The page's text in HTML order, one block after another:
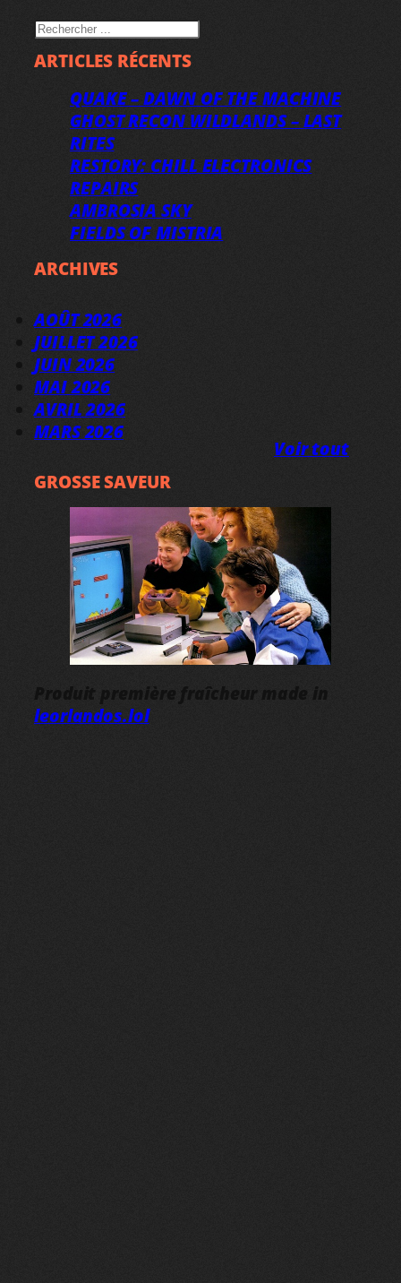
RECHERCHER
ARTICLES RÉCENTS
QUAKE – DAWN OF THE MACHINE
GHOST RECON WILDLANDS – LAST
RITES
RESTORY: CHILL ELECTRONICS
REPAIRS
AMBROSIA SKY
FIELDS OF MISTRIA
ARCHIVES
AOÛT 2026
JUILLET 2026
JUIN 2026
MAI 2026
AVRIL 2026
MARS 2026
Voir tout
GROSSE SAVEUR
Produit première fraîcheur made in
leorlandos.lol